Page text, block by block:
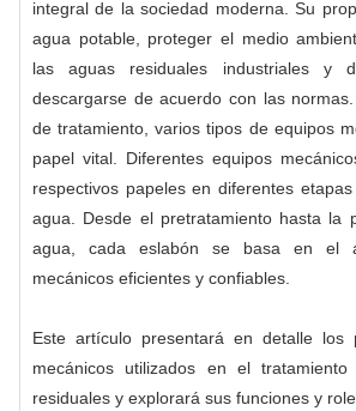
integral de la sociedad moderna. Su
agua potable, proteger el medio
las aguas residuales industriales y
descargarse de acuerdo con las
de tratamiento, varios tipos de equipos
papel vital. Diferentes equipos
respectivos papeles en diferentes
agua. Desde el pretratamiento hasta la
agua, cada eslabón se basa en el
mecánicos eficientes y confiables.
Este artículo presentará en detalle los
mecánicos utilizados en el
residuales y explorará sus funciones y